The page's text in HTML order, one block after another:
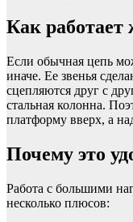
Как работает
Если обычная цепь
иначе. Ее звенья
сцепляются друг с
стальная колонна.
платформу вверх, а
Почему это
Работа с большими
несколько плюсов: